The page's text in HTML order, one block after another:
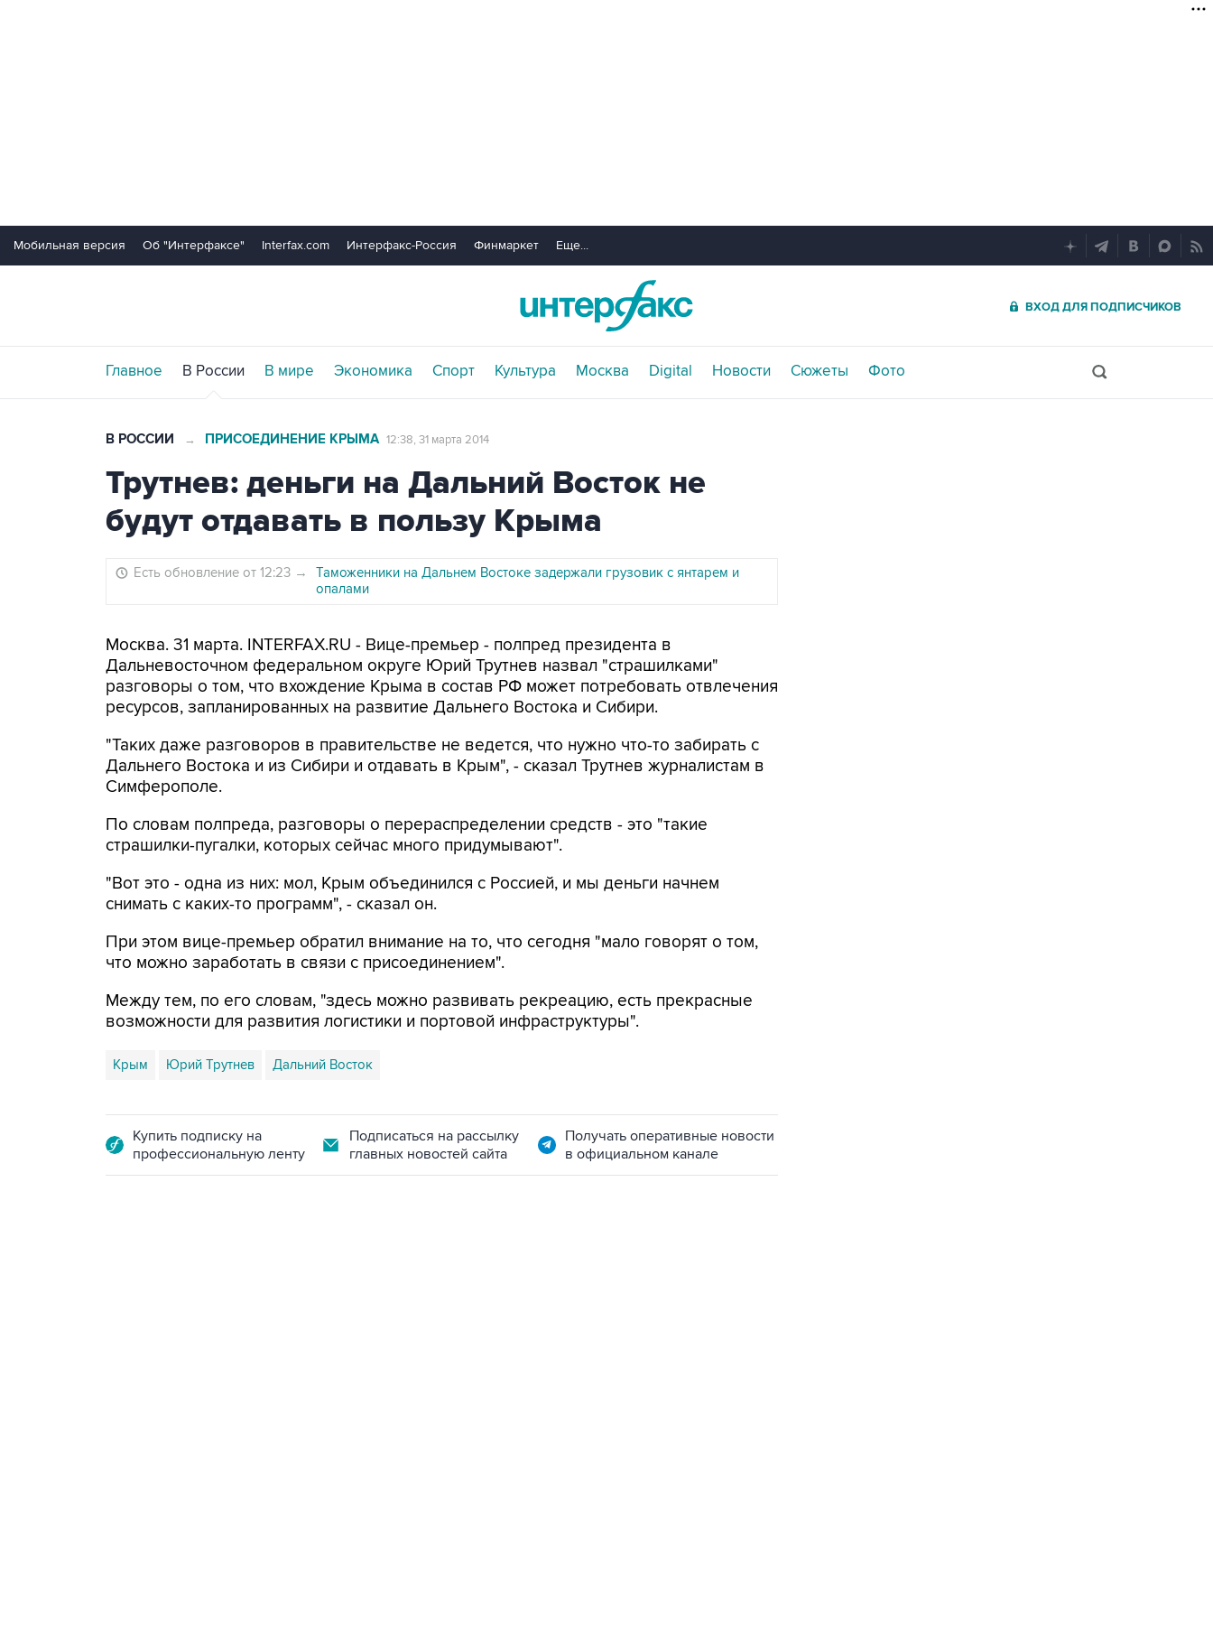
Мобильная версия Об "Интерфаксе" Interfax.com Интерфакс-Россия Финмаркет Еще...
ВХОД ДЛЯ ПОДПИСЧИКОВ
Главное В России В мире Экономика Спорт Культура Москва Digital Новости Сюжеты Фото
В РОССИИ → ПРИСОЕДИНЕНИЕ КРЫМА 12:38, 31 марта 2014
Трутнев: деньги на Дальний Восток не
будут отдавать в пользу Крыма
Есть обновление от 12:23 →
Таможенники на Дальнем Востоке задержали грузовик с янтарем и
опалами
Москва. 31 марта. INTERFAX.RU - Вице-премьер - полпред президента в
Дальневосточном федеральном округе Юрий Трутнев назвал "страшилками"
разговоры о том, что вхождение Крыма в состав РФ может потребовать отвлечения
ресурсов, запланированных на развитие Дальнего Востока и Сибири.
"Таких даже разговоров в правительстве не ведется, что нужно что-то забирать с
Дальнего Востока и из Сибири и отдавать в Крым", - сказал Трутнев журналистам в
Симферополе.
По словам полпреда, разговоры о перераспределении средств - это "такие
страшилки-пугалки, которых сейчас много придумывают".
"Вот это - одна из них: мол, Крым объединился с Россией, и мы деньги начнем
снимать с каких-то программ", - сказал он.
При этом вице-премьер обратил внимание на то, что сегодня "мало говорят о том,
что можно заработать в связи с присоединением".
Между тем, по его словам, "здесь можно развивать рекреацию, есть прекрасные
возможности для развития логистики и портовой инфраструктуры".
Крым Юрий Трутнев Дальний Восток
Купить подписку на
профессиональную ленту
Подписаться на рассылку
главных новостей сайта
Получать оперативные новости
в официальном канале